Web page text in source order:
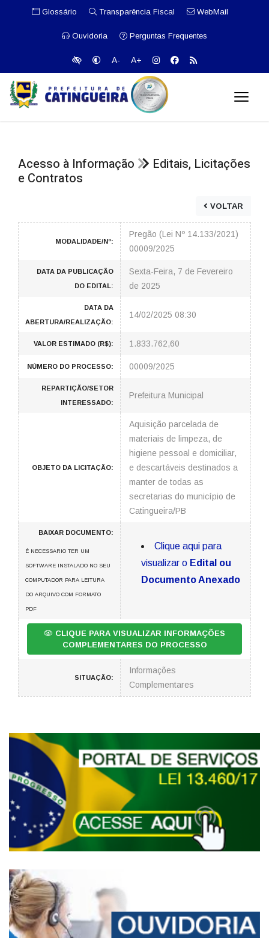
Glossário Transparência Fiscal WebMail
Ouvidoria Perguntas Frequentes
A- A+
Acesso à Informação
Editais, Licitações
e Contratos
VOLTAR
MODALIDADE/Nº:
Pregão (Lei Nº 14.133/2021)
00009/2025
DATA DA PUBLICAÇÃO
DO EDITAL:
Sexta-Feira, 7 de Fevereiro
de 2025
DATA DA
ABERTURA/REALIZAÇÃO:
14/02/2025 08:30
VALOR ESTIMADO (R$): 1.833.762,60
NÚMERO DO PROCESSO: 00009/2025
REPARTIÇÃO/SETOR
INTERESSADO:
Prefeitura Municipal
OBJETO DA LICITAÇÃO:
Aquisição parcelada de
materiais de limpeza, de
higiene pessoal e domiciliar,
e descartáveis destinados a
manter de todas as
secretarias do município de
Catingueira/PB
BAIXAR DOCUMENTO:
É NECESSARIO TER UM
SOFTWARE INSTALADO NO SEU
COMPUTADOR PARA LEITURA
DO ARQUIVO COM FORMATO
PDF
Clique aqui para
visualizar o Edital ou
Documento Anexado
CLIQUE PARA VISUALIZAR INFORMAÇÕES
COMPLEMENTARES DO PROCESSO
SITUAÇÃO:
Informações
Complementares